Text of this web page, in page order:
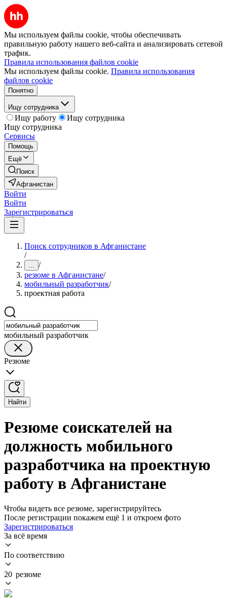
Мы используем файлы cookie, чтобы обеспечивать
правильную работу нашего веб-сайта и анализировать сетевой
трафик.
Правила использования файлов cookie
Мы используем файлы cookie. Правила использования
файлов cookie
Понятно
Ищу сотрудника
Ищу работу
Ищу сотрудника
Ищу сотрудника
Сервисы
Помощь
Ещё
Поиск
Афганистан
Войти
Войти
Зарегистрироваться
Поиск сотрудников в Афганистане
/
... /
резюме в Афганистане/
мобильный разработчик/
проектная работа
мобильный разработчик
Резюме
Найти
Резюме соискателей на
должность мобильного
разработчика на проектную
работу в Афганистане
Чтобы видеть все резюме, зарегистрируйтесь
После регистрации покажем ещё 1 и откроем фото
Зарегистрироваться
За всё время
По соответствию
20 резюме